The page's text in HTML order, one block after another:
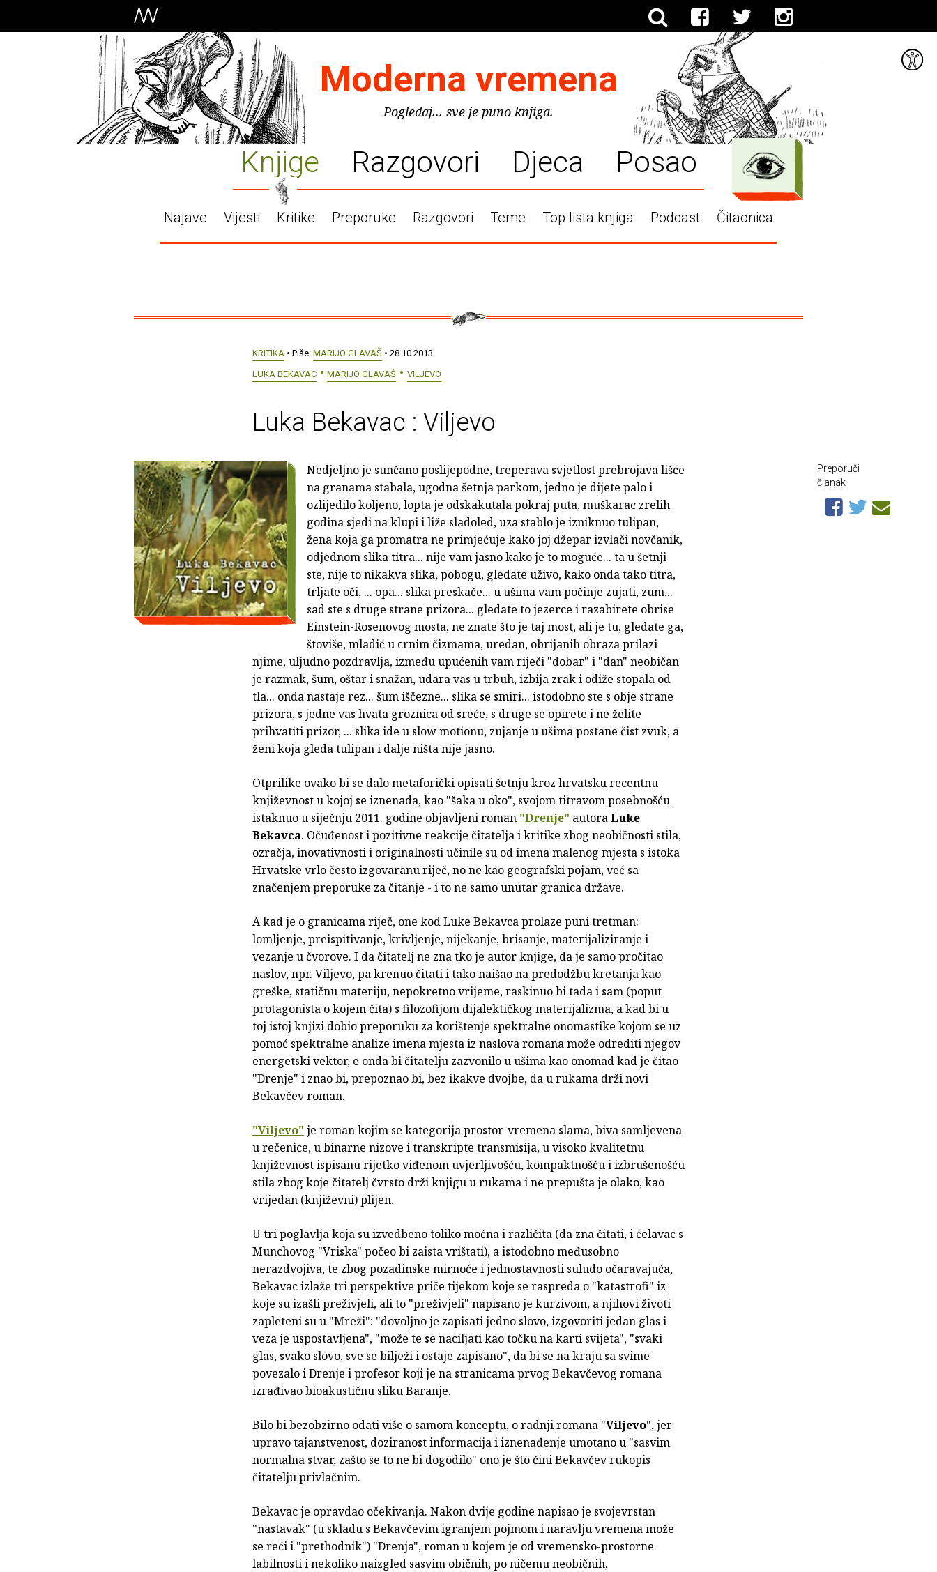
Moderna vremena
Pogledaj... sve je puno knjiga.
Knjige Razgovori Djeca Posao
Najave Vijesti Kritike Preporuke Razgovori Teme Top lista knjiga Podcast Čitaonica
KRITIKA • Piše: MARIJO GLAVAŠ • 28.10.2013.
LUKA BEKAVAC
MARIJO GLAVAŠ VILJEVO
Luka Bekavac : Viljevo
Nedjeljno je sunčano poslijepodne, treperava svjetlost prebrojava lišće
na granama stabala, ugodna šetnja parkom, jedno je dijete palo i
ozlijedilo koljeno, lopta je odskakutala pokraj puta, muškarac zrelih
godina sjedi na klupi i liže sladoled, uza stablo je izniknuo tulipan,
žena koja ga promatra ne primjećuje kako joj džepar izvlači novčanik,
odjednom slika titra... nije vam jasno kako je to moguće... ta u šetnji
ste, nije to nikakva slika, pobogu, gledate uživo, kako onda tako titra,
trljate oči, ... opa... slika preskače... u ušima vam počinje zujati, zum...
sad ste s druge strane prizora... gledate to jezerce i razabirete obrise
Einstein-Rosenovog mosta, ne znate što je taj most, ali je tu, gledate ga,
štoviše, mladić u crnim čizmama, uredan, obrijanih obraza prilazi
njime, uljudno pozdravlja, između upućenih vam riječi "dobar" i "dan" neobičan
je razmak, šum, oštar i snažan, udara vas u trbuh, izbija zrak i odiže stopala od
tla... onda nastaje rez... šum iščezne... slika se smiri... istodobno ste s obje strane
prizora, s jedne vas hvata groznica od sreće, s druge se opirete i ne želite
prihvatiti prizor, ... slika ide u slow motionu, zujanje u ušima postane čist zvuk, a
ženi koja gleda tulipan i dalje ništa nije jasno.
Otprilike ovako bi se dalo metaforički opisati šetnju kroz hrvatsku recentnu
književnost u kojoj se iznenada, kao "šaka u oko", svojom titravom posebnošću
istaknuo u siječnju 2011. godine objavljeni roman "Drenje" autoraLuke
Bekavca. Očuđenost i pozitivne reakcije čitatelja i kritike zbog neobičnosti stila,
ozračja, inovativnosti i originalnosti učinile su od imena malenog mjesta s istoka
Hrvatske vrlo često izgovaranu riječ, no ne kao geografski pojam, već sa
značenjem preporuke za čitanje - i to ne samo unutar granica države.
A kad je o granicama riječ, one kod Luke Bekavca prolaze puni tretman:
lomljenje, preispitivanje, krivljenje, nijekanje, brisanje, materijaliziranje i
vezanje u čvorove. I da čitatelj ne zna tko je autor knjige, da je samo pročitao
naslov, npr. Viljevo, pa krenuo čitati i tako naišao na predodžbu kretanja kao
greške, statičnu materiju, nepokretno vrijeme, raskinuo bi tada i sam (poput
protagonista o kojem čita) s filozofijom dijalektičkog materijalizma, a kad bi u
toj istoj knjizi dobio preporuku za korištenje spektralne onomastike kojom se uz
pomoć spektralne analize imena mjesta iz naslova romana može odrediti njegov
energetski vektor, e onda bi čitatelju zazvonilo u ušima kao onomad kad je čitao
"Drenje" i znao bi, prepoznao bi, bez ikakve dvojbe, da u rukama drži novi
Bekavčev roman.
"Viljevo" je roman kojim se kategorija prostor-vremena slama, biva samljevena
u rečenice, u binarne nizove i transkripte transmisija, u visoko kvalitetnu
književnost ispisanu rijetko viđenom uvjerljivošću, kompaktnošću i izbrušenošću
stila zbog koje čitatelj čvrsto drži knjigu u rukama i ne prepušta je olako, kao
vrijedan (književni) plijen.
U tri poglavlja koja su izvedbeno toliko moćna i različita (da zna čitati, i ćelavac s
Munchovog "Vriska" počeo bi zaista vrištati), a istodobno međusobno
nerazdvojiva, te zbog pozadinske mirnoće i jednostavnosti suludo očaravajuća,
Bekavac izlaže tri perspektive priče tijekom koje se raspreda o "katastrofi" iz
koje su izašli preživjeli, ali to "preživjeli" napisano je kurzivom, a njihovi životi
zapleteni su u "Mreži": "dovoljno je zapisati jedno slovo, izgovoriti jedan glas i
veza je uspostavljena", "može te se naciljati kao točku na karti svijeta", "svaki
glas, svako slovo, sve se bilježi i ostaje zapisano", da bi se na kraju sa svime
povezalo i Drenje i profesor koji je na stranicama prvog Bekavčevog romana
izrađivao bioakustičnu sliku Baranje.
Bilo bi bezobzirno odati više o samom konceptu, o radnji romana "Viljevo", jer
upravo tajanstvenost, doziranost informacija i iznenađenje umotano u "sasvim
normalna stvar, zašto se to ne bi dogodilo" ono je što čini Bekavčev rukopis
čitatelju privlačnim.
Bekavac je opravdao očekivanja. Nakon dvije godine napisao je svojevrstan
"nastavak" (u skladu s Bekavčevim igranjem pojmom i naravlju vremena može
se reći i "prethodnik") "Drenja", roman u kojem je od vremensko-prostorne
labilnosti i nekoliko naizgled sasvim običnih, po ničemu neobičnih,
Preporuči
članak